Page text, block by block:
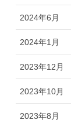
2024年6月
2024年1月
2023年12月
2023年10月
2023年8月